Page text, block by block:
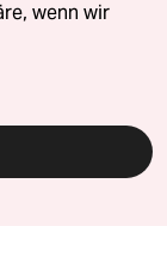
wenn wir